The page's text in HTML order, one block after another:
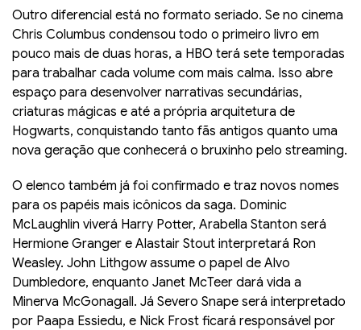
Outro diferencial está no formato seriado. Se no cinema
Chris Columbus condensou todo o primeiro livro em
pouco mais de duas horas, a HBO terá sete temporadas
para trabalhar cada volume com mais calma. Isso abre
espaço para desenvolver narrativas secundárias,
criaturas mágicas e até a própria arquitetura de
Hogwarts, conquistando tanto fãs antigos quanto uma
nova geração que conhecerá o bruxinho pelo streaming.
O elenco também já foi confirmado e traz novos nomes
para os papéis mais icônicos da saga. Dominic
McLaughlin viverá Harry Potter, Arabella Stanton será
Hermione Granger e Alastair Stout interpretará Ron
Weasley. John Lithgow assume o papel de Alvo
Dumbledore, enquanto Janet McTeer dará vida a
Minerva McGonagall. Já Severo Snape será interpretado
por Paapa Essiedu, e Nick Frost ficará responsável por